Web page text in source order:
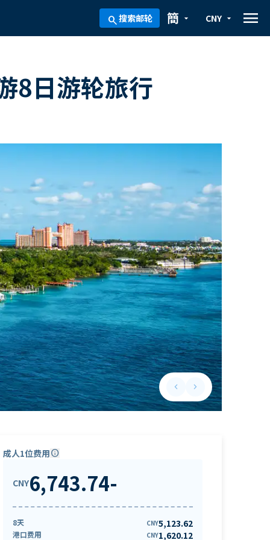
search搜索邮轮 arrow_drop_down
簡 arrow_drop_down
CNY menu
8日游轮旅行
keyboard_arrow_leftPrevious slide
keyboard_arrow_rightNext slide
成人1位费用info
CNY6,743.74-
8天 CNY5,123.62
港口费用 CNY1,620.12